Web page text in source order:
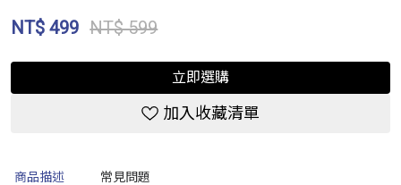
NT$ 499 NT$ 599
立即選購
加入收藏清單
商品描述 常見問題